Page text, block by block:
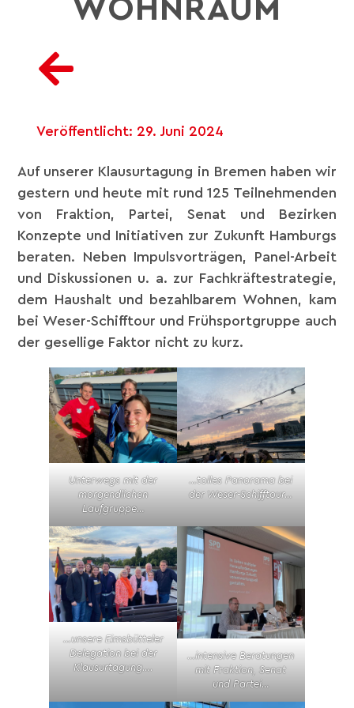
WOHNRAUM
Veröffentlicht: 29. Juni 2024
Auf unserer Klausurtagung in Bremen haben wir
gestern und heute mit rund 125 Teilnehmenden
von Fraktion, Partei, Senat und Bezirken
Konzepte und Initiativen zur Zukunft Hamburgs
beraten. Neben Impulsvorträgen, Panel-Arbeit
und Diskussionen u. a. zur Fachkräftestrategie,
dem Haushalt und bezahlbarem Wohnen, kam
bei Weser-Schifftour und Frühsportgruppe auch
der gesellige Faktor nicht zu kurz.
Unterwegs mit der
morgendlichen
Laufgruppe…
…tolles Panorama bei
der Weser-Schifftour…
…unsere Eimsbütteler
Delegation bei der
Klausurtagung….
…intensive Beratungen
mit Fraktion, Senat
und Partei…